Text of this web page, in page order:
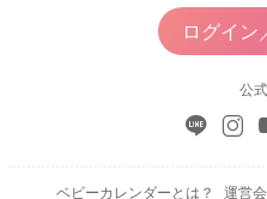
ログイン
公
ベビーカレンダーとは？ 運営